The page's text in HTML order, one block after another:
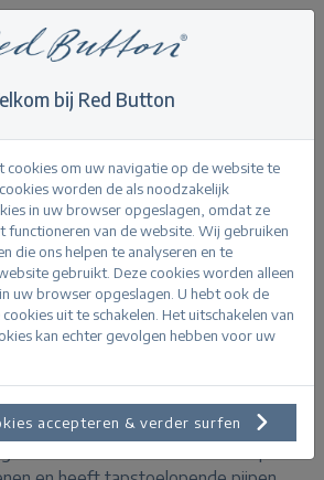
smart colour L28
colour raspberry
colour is een broek van smart
bij Red Button
cookies om uw navigatie op de website te
worden de als noodzakelijk
in uw browser opgeslagen, omdat ze
functioneren van de website. Wij gebruiken
die ons helpen te analyseren en te
gebruikt. Deze cookies worden alleen
uw browser opgeslagen. U hebt ook de
uit te schakelen. Het uitschakelen van
kan echter gevolgen hebben voor uw
accepteren & verder surfen